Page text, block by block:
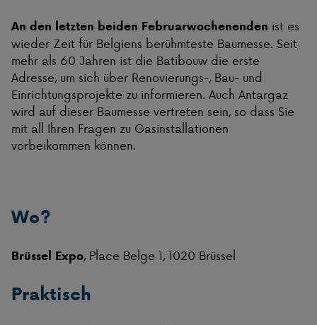
An den letzten beiden Februarwochenenden ist es
wieder Zeit für Belgiens berühmteste Baumesse. Seit
mehr als 60 Jahren ist die Batibouw die erste
Adresse, um sich über Renovierungs-, Bau- und
Einrichtungsprojekte zu informieren. Auch Antargaz
wird auf dieser Baumesse vertreten sein, so dass Sie
mit all Ihren Fragen zu Gasinstallationen
vorbeikommen können.
Wo?
Brüssel Expo, Place Belge 1, 1020 Brüssel
Praktisch